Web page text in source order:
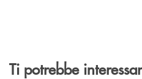
Ti potrebbe